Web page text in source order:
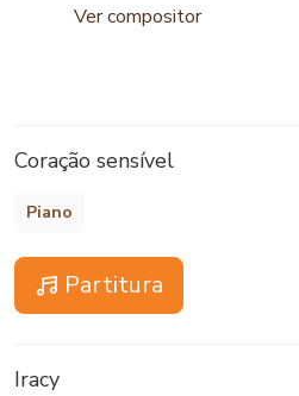
Ver compositor
Coração sensível
Piano
Partitura
Iracy